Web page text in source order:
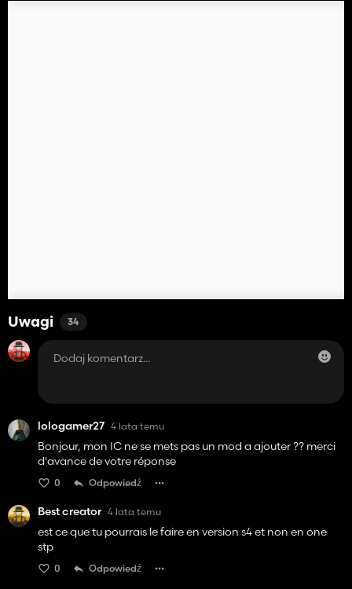
Uwagi 34
lologamer27 4 lata temu
Bonjour, mon IC ne se mets pas un mod a ajouter ?? merci
d'avance de votre réponse
0 Odpowiedź
Best creator 4 lata temu
est ce que tu pourrais le faire en version s4 et non en one
stp
0 Odpowiedź